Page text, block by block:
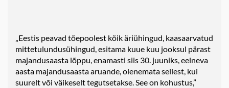
„Eestis peavad tõepoolest kõik äriühingud, kaasaarvatud
mittetulundusühingud, esitama kuue kuu jooksul pärast
majandusaasta lõppu, enamasti siis 30. juuniks, eelneva
aasta majandusaasta aruande, olenemata sellest, kui
suurelt või väikeselt tegutsetakse. See on kohustus,”